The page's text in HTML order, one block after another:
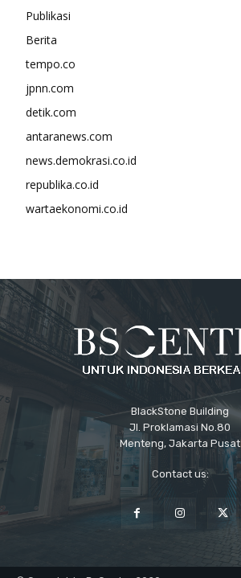
Publikasi
Berita
tempo.co
jpnn.com
detik.com
antaranews.com
news.demokrasi.co.id
republika.co.id
wartaekonomi.co.id
BlackStone Building
Jl. Proklamasi No.80
Menteng, Jakarta Pusat
Contact us: